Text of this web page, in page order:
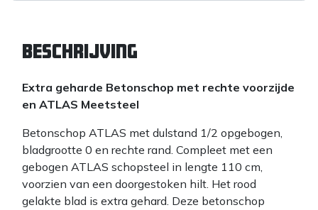
Beschrijving
Extra geharde Betonschop met rechte voorzijde
en ATLAS Meetsteel
Betonschop ATLAS met dulstand 1/2 opgebogen,
bladgrootte 0 en rechte rand. Compleet met een
gebogen ATLAS schopsteel in lengte 110 cm,
voorzien van een doorgestoken hilt. Het rood
gelakte blad is extra gehard. Deze betonschop